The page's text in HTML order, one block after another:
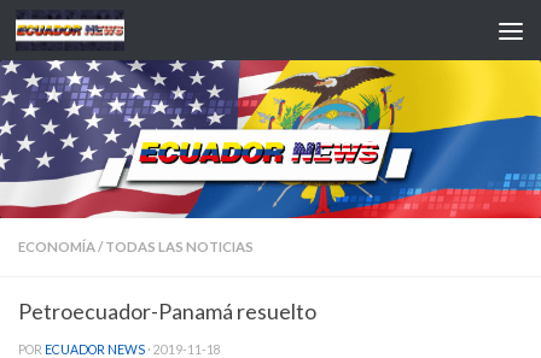
Saltar al contenido
ECONOMÍA/ TODAS LAS NOTICIAS
Petroecuador-Panamá resuelto
POR ECUADOR NEWS · 2019-11-18